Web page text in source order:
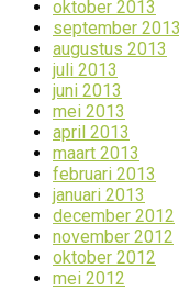
oktober 2013
september 2013
augustus 2013
juli 2013
juni 2013
mei 2013
april 2013
maart 2013
februari 2013
januari 2013
december 2012
november 2012
oktober 2012
mei 2012